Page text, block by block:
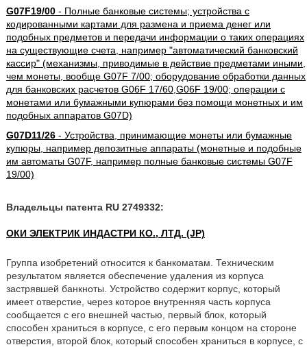
G07F19/00- Полные банковые системы; устройства с
кодированными картами для размена и приема денег или
подобных предметов и передачи информации о таких операциях
на существующие счета, например "автоматический банковский
кассир" (механизмы, приводимые в действие предметами иными,
чем монеты, вообще G07F 7/00; оборудование обработки данных
для банковских расчетов G06F 17/60,G06F 19/00; операции с
монетами или бумажными купюрами без помощи монетных и им
подобных аппаратов G07D)
G07D11/26- Устройства, принимающие монеты или бумажные
купюры, например депозитные аппараты (монетные и подобные
им автоматы G07F, например полные банковые системы G07F
19/00)
Владельцы патента RU 2749332:
ОКИ ЭЛЕКТРИК ИНДАСТРИ КО., ЛТД. (JP)
Группа изобретений относится к банкоматам. Техническим
результатом является обеспечение удаления из корпуса
застрявшей банкноты. Устройство содержит корпус, который
имеет отверстие, через которое внутренняя часть корпуса
сообщается с его внешней частью, первый блок, который
способен храниться в корпусе, с его первым концом на стороне
отверстия, второй блок, который способен храниться в корпусе, с